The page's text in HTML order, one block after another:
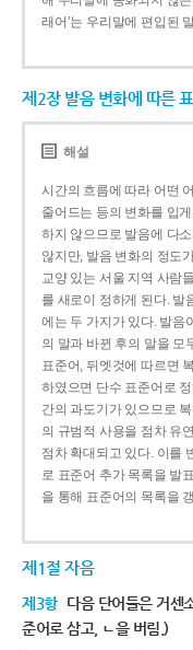
래어’는 우리말에 편입된
제2장 발음 변화에 따른
해설
시간의 흐름에 따라 어떤
줄어드는 등의 변화를 입
하지 않으므로 발음에 다
않지만, 발음 변화의 정도
교양 있는 서울 지역 사람
를 새로이 정하게 된다. 발
에는 두 가지가 있다. 발음
의 말과 바뀐 후의 말을 모
표준어, 뒤엣것에 따르면
하였으면 단수 표준어로
간의 과도기가 있으므로
의 규범적 사용을 점차 유
점차 확대되고 있다. 이를
로 표준어 추가 목록을 발
을 통해 표준어의 목록을
제1절 자음
제3항 다음 단어들은 거센
준어로 삼고, ㄴ을 버림.)